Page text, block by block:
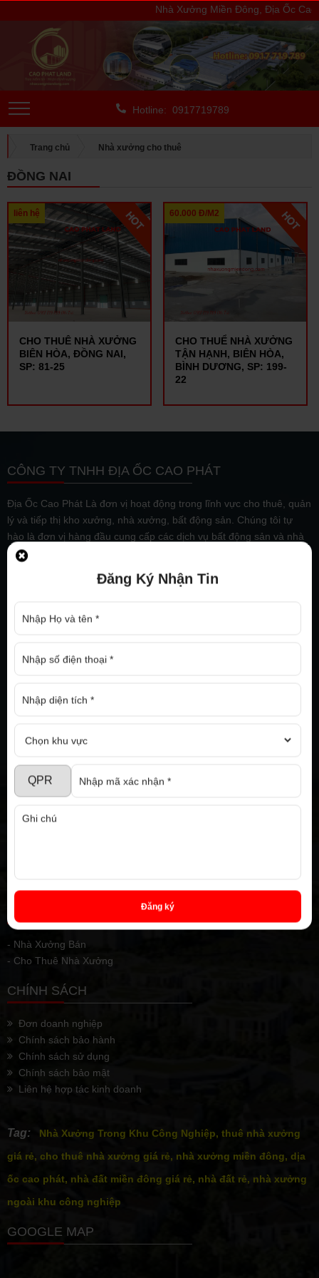
Nhà Xưởng Miền Đông, Địa Ốc Cao
Hotline: 0917719789
Trang chủ Nhà xưởng cho thuê
CHO THUÊ NGOÀI KCN
ĐỒNG NAI
liên hệ
CHO THUÊ NHÀ XƯỞNG
BIÊN HÒA, ĐỒNG NAI,
SP: 81-25
60.000 Đ/M2
CHO THUỂ NHÀ XƯỞNG
TẬN HẠNH, BIÊN HÒA,
BÌNH DƯƠNG, SP: 199-
22
CÔNG TY TNHH ĐỊA ỐC CAO PHÁT
Địa Ốc Cao Phát Là đơn vị hoạt động trong lĩnh vực cho thuê, quản
lý và tiếp thị kho xưởng, nhà xưởng, bất động sản. Chúng tôi tự
hào là đơn vị hàng đầu cung cấp các dịch vụ bất động sản và nhà
xưởng tại Đông Nam Bộ. Chúng tôi có một đội ngũ chuyên viên tư
luôn lấy chữ tín làm trọngXem thêm
THỜI GIAN LÀM VIỆC
T2 - T6
Thứ 7 - Chủ Nhật 8:00 - 17:00
FANPAGE
THÔNG TIN LIÊN HỆ
Địa chỉ: 1286 Nguyễn Chí Thanh, P. Hiệp
- Nhà Xưởng Bán
- Cho Thuê Nhà Xưởng
CHÍNH SÁCH
Đơn doanh nghiệp
Chính sách bảo hành
Chính sách sử dụng
Chính sách bảo mật
Liên hệ hợp tác kinh doanh
Tag:
Nhà Xưởng Trong Khu Công Nghiệp, thuê nhà xưởng
giá rẻ, cho thuê nhà xưởng giá rẻ, nhà xưởng miền đông, dịa
ốc cao phát, nhà đất miền đông giá rẻ, nhà đất rẻ, nhà xưởng
ngoài khu công nghiệp
GOOGLE MAP
Đăng Ký Nhận Tin
Đăng ký